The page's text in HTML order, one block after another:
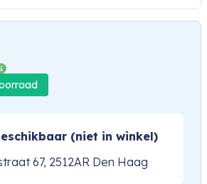
(niet in winkel)
67, 2512AR Den Haag